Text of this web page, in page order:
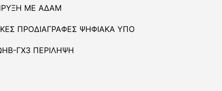
ΜΕ ΑΔΑΜ
ΠΡΟΔΙΑΓΡΑΦΕΣ ΨΗΦΙΑΚΑ ΥΠΟ
ΓΧ3 ΠΕΡΙΛΗΨΗ